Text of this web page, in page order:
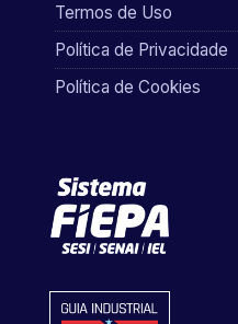
Termos de Uso
Política de Privacidade
Política de Cookies